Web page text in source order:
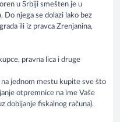
u Srbiji smešten je u
Do njega se dolazi lako bez
ili iz pravca Zrenjanina,
pravna lica i druge
jednom mestu kupite sve što
otpremnice na ime Vaše
dobijanje fiskalnog računa).